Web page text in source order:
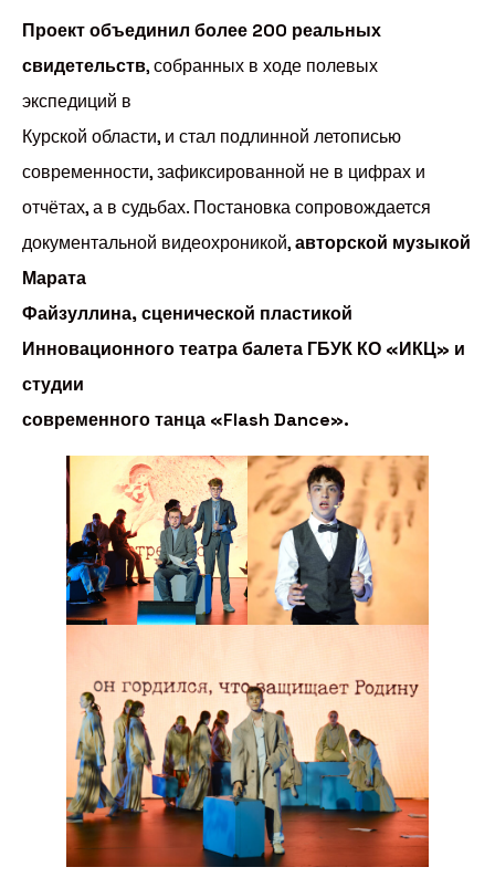
Проект объединил более 200 реальных
свидетельств, собранных в ходе полевых
экспедиций в
Курской области, и стал подлинной летописью
современности, зафиксированной не в цифрах и
отчётах, а в судьбах. Постановка сопровождается
документальной видеохроникой,авторской музыкой
Марата
Файзуллина, сценической пластикой
Инновационного театра балета ГБУК КО «ИКЦ» и
студии
современного танца «Flash Dance».